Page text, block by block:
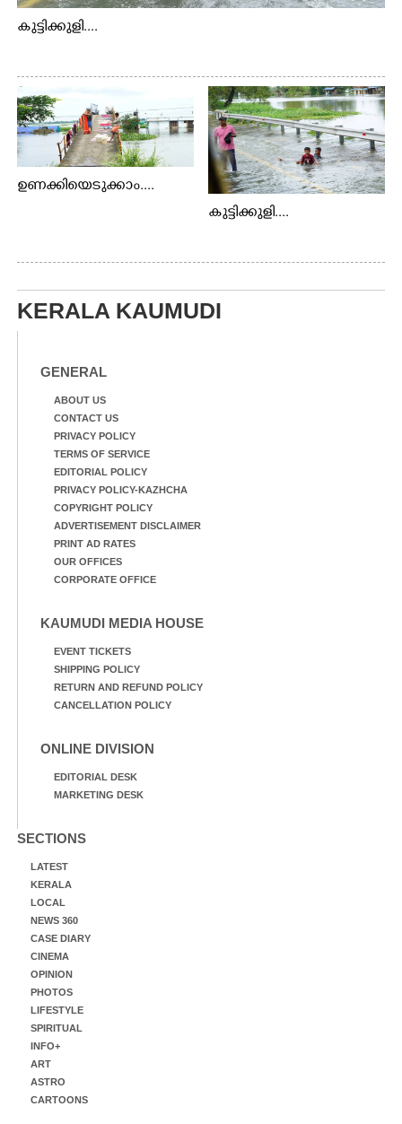
കുട്ടിക്കുളി....
ഉണക്കിയെടുക്കാം....
കുട്ടിക്കുളി....
KERALA KAUMUDI
GENERAL
ABOUT US
CONTACT US
PRIVACY POLICY
TERMS OF SERVICE
EDITORIAL POLICY
PRIVACY POLICY-KAZHCHA
COPYRIGHT POLICY
ADVERTISEMENT DISCLAIMER
PRINT AD RATES
OUR OFFICES
CORPORATE OFFICE
KAUMUDI MEDIA HOUSE
EVENT TICKETS
SHIPPING POLICY
RETURN AND REFUND POLICY
CANCELLATION POLICY
ONLINE DIVISION
EDITORIAL DESK
MARKETING DESK
SECTIONS
LATEST
KERALA
LOCAL
NEWS 360
CASE DIARY
CINEMA
OPINION
PHOTOS
LIFESTYLE
SPIRITUAL
INFO+
ART
ASTRO
CARTOONS